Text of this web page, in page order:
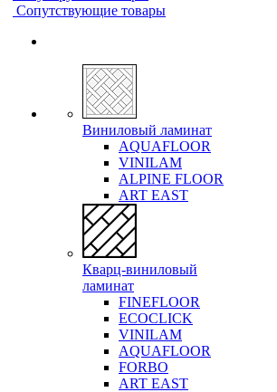
Сопутствующие товары
Виниловый ламинат
AQUAFLOOR
VINILAM
ALPINE FLOOR
ART EAST
Кварц-виниловый
ламинат
FINEFLOOR
ECOCLICK
VINILAM
AQUAFLOOR
FORBO
ART EAST